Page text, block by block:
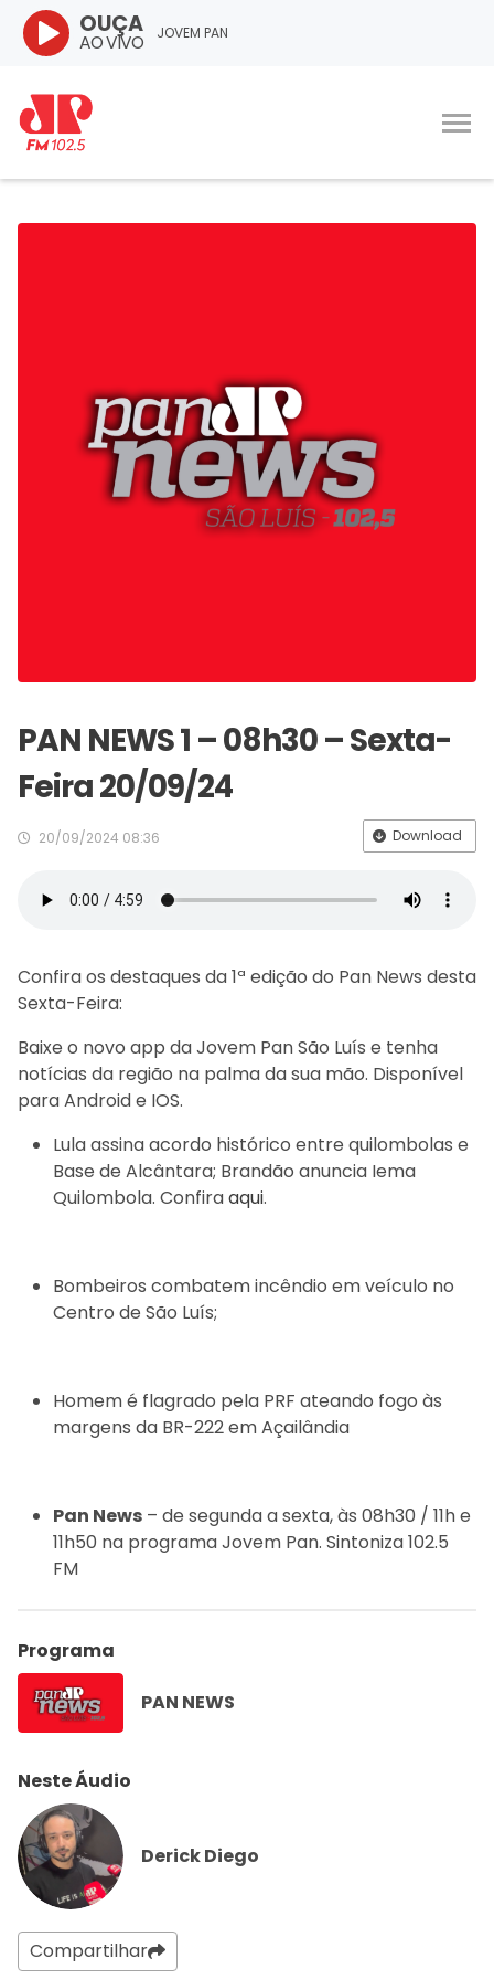
JOVEM PAN
OUÇA
AO VIVO
PAN NEWS 1 – 08h30 – Sexta-
Feira 20/09/24
20/09/2024 08:36 Download
Confira os destaques da 1ª edição do Pan News desta
Sexta-Feira:
Baixe o novo app da Jovem Pan São Luís e tenha
notícias da região na palma da sua mão. Disponível
para Android e IOS.
Lula assina acordo histórico entre quilombolas e
Base de Alcântara; Brandão anuncia Iema
Quilombola. Confiraaqui.
Bombeiros combatem incêndio em veículo no
Centro de São Luís;
Homem é flagrado pela PRF ateando fogo às
margens da BR-222 em Açailândia
Pan News – de segunda a sexta, às 08h30 / 11h e
11h50 na programa Jovem Pan. Sintoniza 102.5
FM
Programa
PAN NEWS
Neste Áudio
Derick Diego
Compartilhar